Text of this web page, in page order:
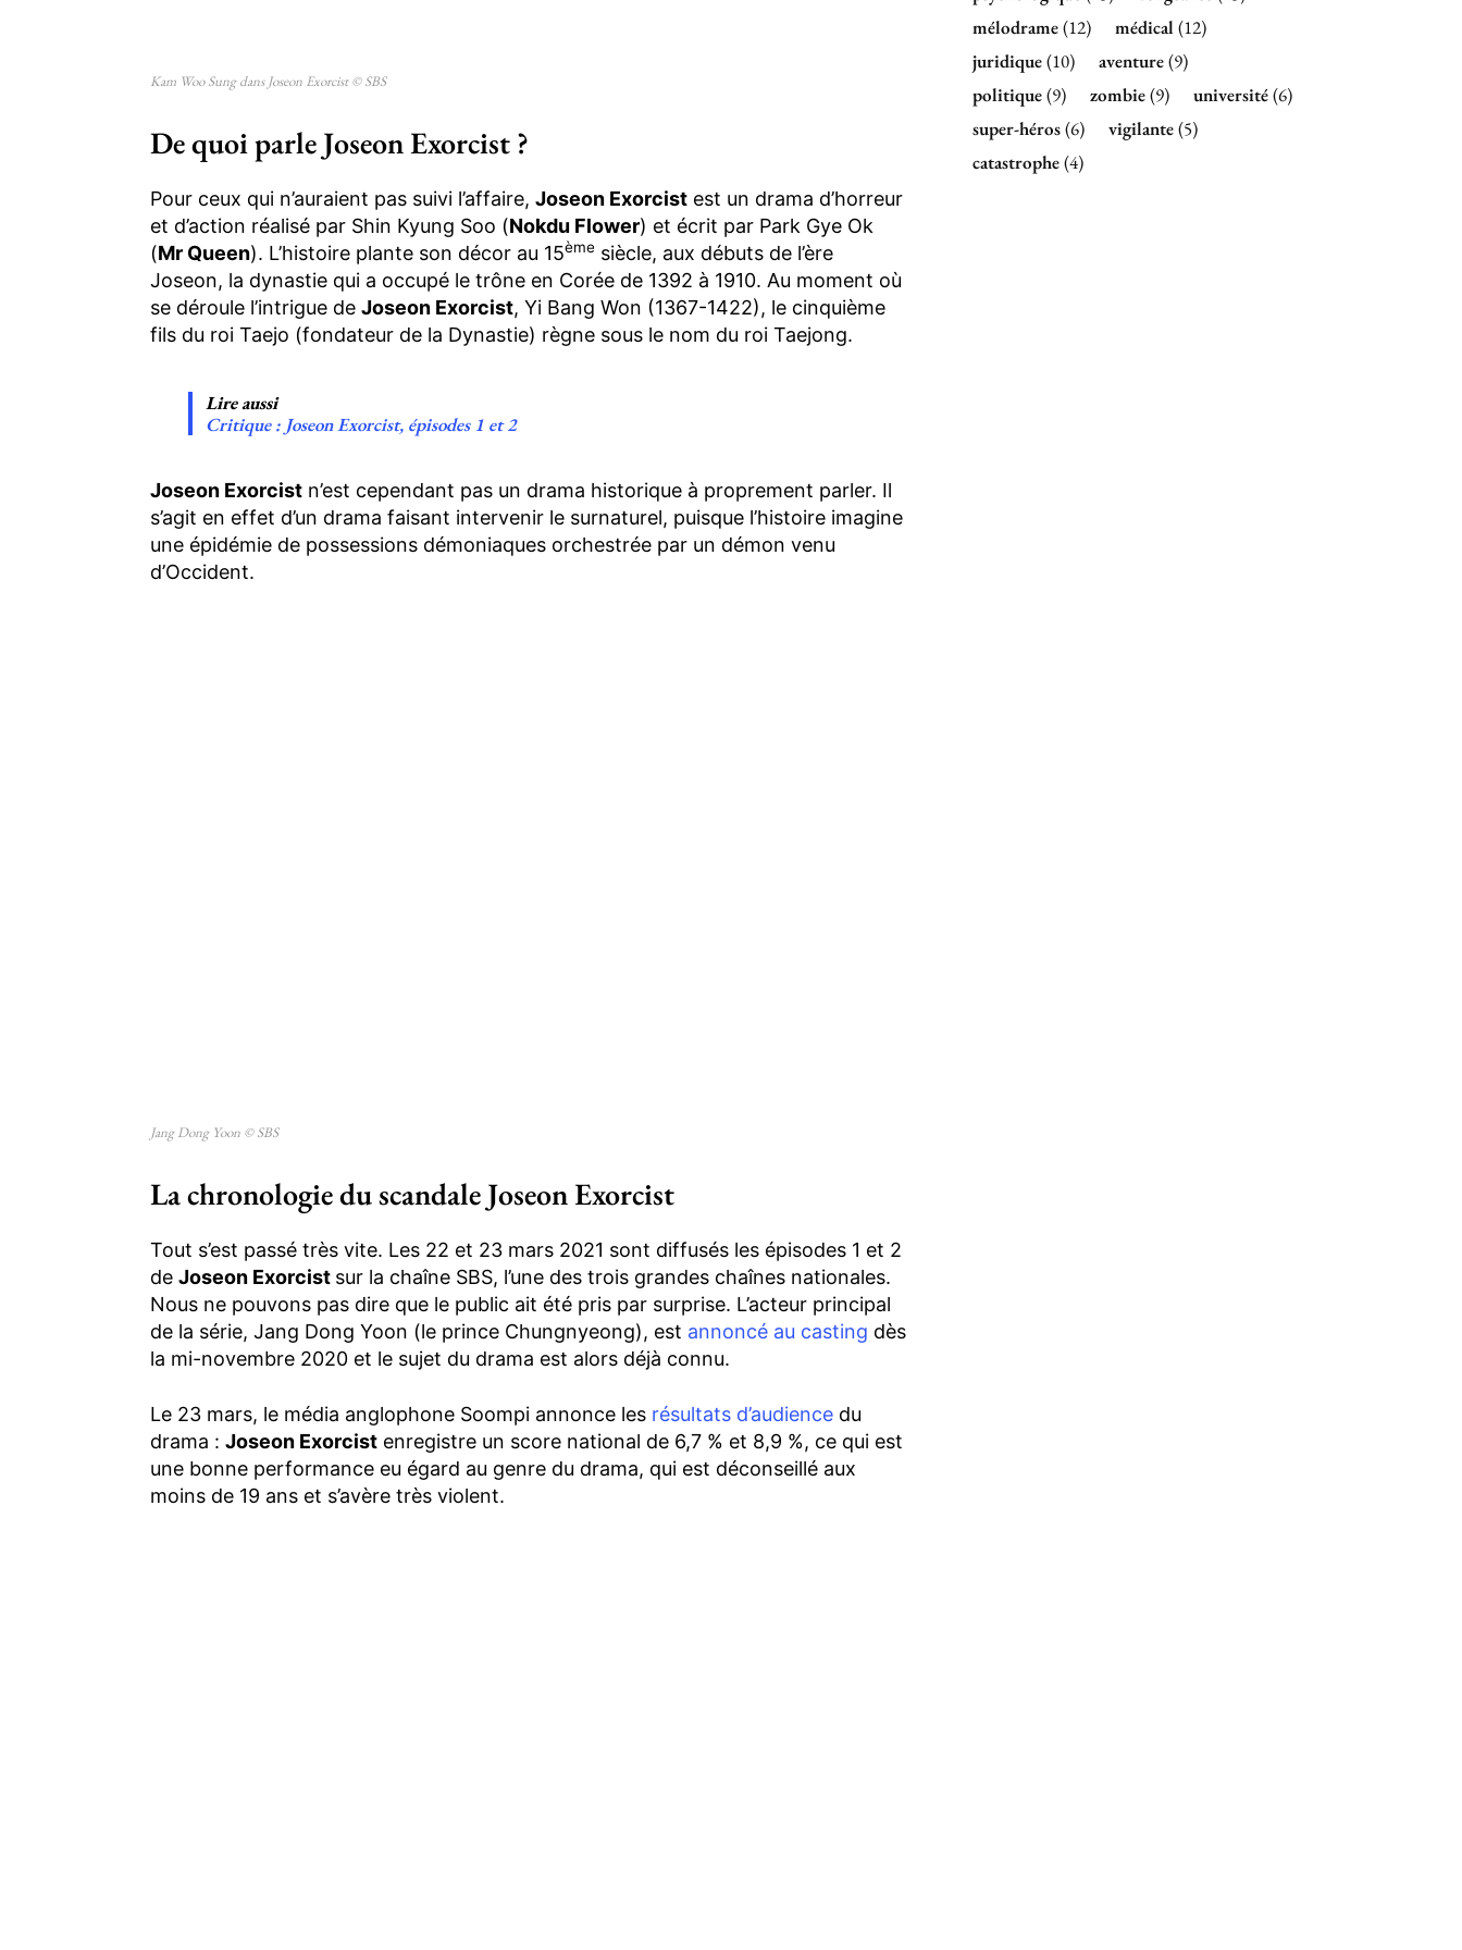
Kam Woo Sung dans Joseon Exorcist © SBS
De quoi parle Joseon Exorcist ?
Pour ceux qui n’auraient pas suivi l’affaire, Joseon Exorcist est un drama d’horreur
et d’action réalisé par Shin Kyung Soo (Nokdu Flower) et écrit par Park Gye Ok
(Mr Queen). L’histoire plante son décor au 15ème siècle, aux débuts de l’ère
Joseon, la dynastie qui a occupé le trône en Corée de 1392 à 1910. Au moment où
se déroule l’intrigue de Joseon Exorcist, Yi Bang Won (1367-1422), le cinquième
fils du roi Taejo (fondateur de la Dynastie) règne sous le nom du roi Taejong.
Lire aussi
Critique : Joseon Exorcist, épisodes 1 et 2
Joseon Exorcist n’est cependant pas un drama historique à proprement parler. Il
s’agit en effet d’un drama faisant intervenir le surnaturel, puisque l’histoire imagine
une épidémie de possessions démoniaques orchestrée par un démon venu
d’Occident.
Jang Dong Yoon © SBS
La chronologie du scandale Joseon Exorcist
Tout s’est passé très vite. Les 22 et 23 mars 2021 sont diffusés les épisodes 1 et 2
de Joseon Exorcist sur la chaîne SBS, l’une des trois grandes chaînes nationales.
Nous ne pouvons pas dire que le public ait été pris par surprise. L’acteur principal
de la série, Jang Dong Yoon (le prince Chungnyeong), est annoncé au casting dès
la mi-novembre 2020 et le sujet du drama est alors déjà connu.
Le 23 mars, le média anglophone Soompi annonce les résultats d’audience du
drama : Joseon Exorcist enregistre un score national de 6,7 % et 8,9 %, ce qui est
une bonne performance eu égard au genre du drama, qui est déconseillé aux
moins de 19 ans et s’avère très violent.
mélodrame(12) médical(12)
juridique(10) aventure(9)
politique(9) zombie(9) université(6)
super-héros(6) vigilante(5)
catastrophe(4)